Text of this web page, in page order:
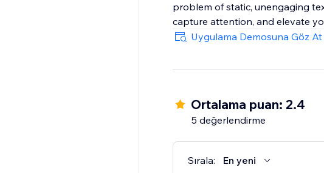
problem of static, unengaging
capture attention, and elevate
Uygulama Demosuna Göz At
Ortalama puan: 2.4
5 değerlendirme
Sırala: En yeni